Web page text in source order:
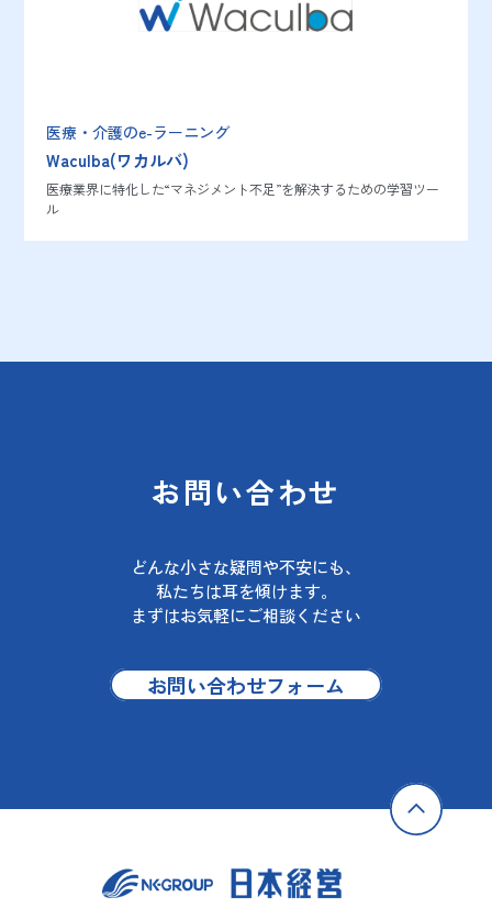
医療・介護のe-ラーニング
Waculba(ワカルバ)
医療業界に特化した“マネジメント不足”を解決するための学習ツー
ル
お問い合わせ
どんな小さな疑問や不安にも、
私たちは耳を傾けます。
まずはお気軽にご相談ください
お問い合わせフォーム